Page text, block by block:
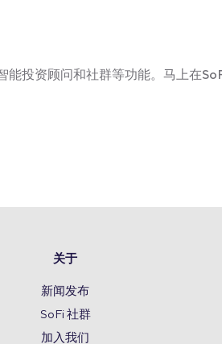
投资顾问和社群等功能。马上在
关于
新闻发布
SoFi 社群
加入我们